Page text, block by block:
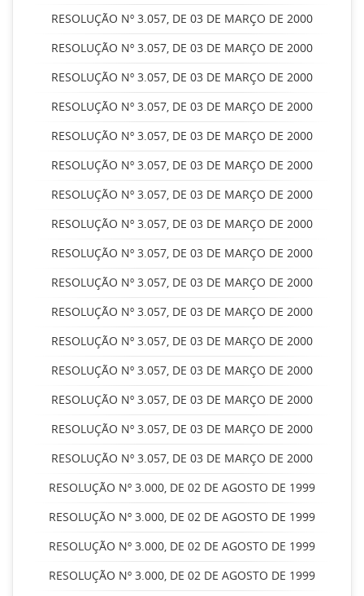
RESOLUÇÃO Nº 3.057, DE 03 DE MARÇO DE 2000
RESOLUÇÃO Nº 3.057, DE 03 DE MARÇO DE 2000
RESOLUÇÃO Nº 3.057, DE 03 DE MARÇO DE 2000
RESOLUÇÃO Nº 3.057, DE 03 DE MARÇO DE 2000
RESOLUÇÃO Nº 3.057, DE 03 DE MARÇO DE 2000
RESOLUÇÃO Nº 3.057, DE 03 DE MARÇO DE 2000
RESOLUÇÃO Nº 3.057, DE 03 DE MARÇO DE 2000
RESOLUÇÃO Nº 3.057, DE 03 DE MARÇO DE 2000
RESOLUÇÃO Nº 3.057, DE 03 DE MARÇO DE 2000
RESOLUÇÃO Nº 3.057, DE 03 DE MARÇO DE 2000
RESOLUÇÃO Nº 3.057, DE 03 DE MARÇO DE 2000
RESOLUÇÃO Nº 3.057, DE 03 DE MARÇO DE 2000
RESOLUÇÃO Nº 3.057, DE 03 DE MARÇO DE 2000
RESOLUÇÃO Nº 3.057, DE 03 DE MARÇO DE 2000
RESOLUÇÃO Nº 3.057, DE 03 DE MARÇO DE 2000
RESOLUÇÃO Nº 3.057, DE 03 DE MARÇO DE 2000
RESOLUÇÃO Nº 3.000, DE 02 DE AGOSTO DE 1999
RESOLUÇÃO Nº 3.000, DE 02 DE AGOSTO DE 1999
RESOLUÇÃO Nº 3.000, DE 02 DE AGOSTO DE 1999
RESOLUÇÃO Nº 3.000, DE 02 DE AGOSTO DE 1999